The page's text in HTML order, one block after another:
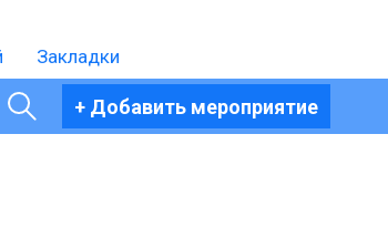
Закладки
+ Добавить мероприятие